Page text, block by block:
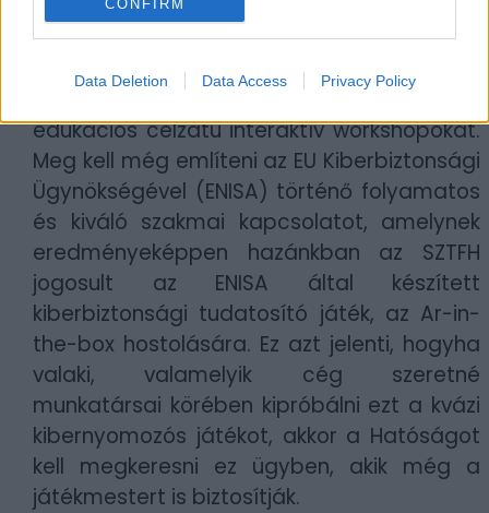
CONFIRM
Data Deletion Data Access Privacy Policy
eseményeket, illetve folytatják azt a 2023-
ban megkezdet rendezvénysorozatot,
amely során – Budapest mellett -
számtalan vidéki városba is eljutnak az
edukációs célzatú interaktív workshopokat.
Meg kell még említeni az EU Kiberbiztonsági
Ügynökségével (ENISA) történő folyamatos
és kiváló szakmai kapcsolatot, amelynek
eredményeképpen hazánkban az SZTFH
jogosult az ENISA által készített
kiberbiztonsági tudatosító játék, az Ar-in-
the-box hostolására. Ez azt jelenti, hogyha
valaki, valamelyik cég szeretné
munkatársai körében kipróbálni ezt a kvázi
kibernyomozós játékot, akkor a Hatóságot
kell megkeresni ez ügyben, akik még a
játékmestert is biztosítják.